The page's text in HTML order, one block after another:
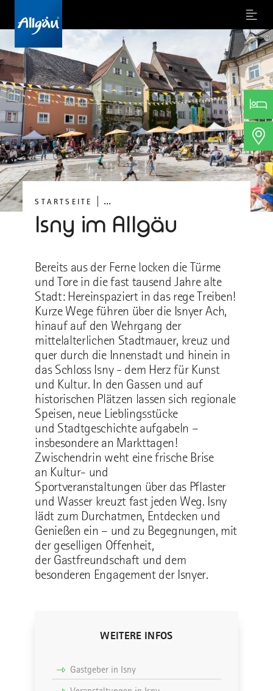
Menu
©
STARTSEITE ...
Isny im Allgäu
Bereits aus der Ferne locken die Türme
und Tore in die fast tausend Jahre alte
Stadt: Hereinspaziert in das rege Treiben!
Kurze Wege führen über die Isnyer Ach,
hinauf auf den Wehrgang der
mittelalterlichen Stadtmauer, kreuz und
quer durch die Innenstadt und hinein in
das Schloss Isny - dem Herz für Kunst
und Kultur. In den Gassen und auf
historischen Plätzen lassen sich regionale
Speisen, neue Lieblingsstücke
und Stadtgeschichte aufgabeln –
insbesondere an Markttagen!
Zwischendrin weht eine frische Brise
an Kultur- und
Sportveranstaltungen über das Pflaster
und Wasser kreuzt fast jeden Weg. Isny
lädt zum Durchatmen, Entdecken und
Genießen ein – und zu Begegnungen, mit
der geselligen Offenheit,
der Gastfreundschaft und dem
besonderen Engagement der Isnyer.
WEITERE INFOS
Gastgeber in Isny